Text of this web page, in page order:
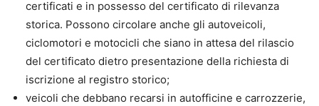
certificati e in possesso del certificato di rilevanza
storica. Possono circolare anche gli autoveicoli,
ciclomotori e motocicli che siano in attesa del rilascio
del certificato dietro presentazione della richiesta di
iscrizione al registro storico;
veicoli che debbano recarsi in autofficine e carrozzerie,